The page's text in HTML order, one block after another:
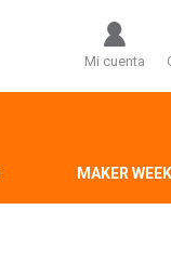
Mi cuenta
MAKER WEEK